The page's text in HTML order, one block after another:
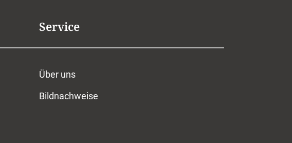
Service
Über uns
Bildnachweise